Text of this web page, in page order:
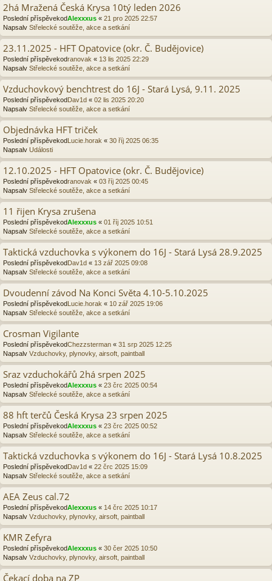
2há Mražená Česká Krysa 10tý leden 2026
Poslední příspěvekodAlexxxus « 21 pro 2025 22:57
Napsalv Střelecké soutěže, akce a setkání
23.11.2025 - HFT Opatovice (okr. Č. Budějovice)
Poslední příspěvekodranovak « 13 lis 2025 22:29
Napsalv Střelecké soutěže, akce a setkání
Vzduchovkový benchtrest do 16J - Stará Lysá, 9.11. 2025
Poslední příspěvekodDav1d « 02 lis 2025 20:20
Napsalv Střelecké soutěže, akce a setkání
Objednávka HFT triček
Poslední příspěvekodLucie.horak « 30 říj 2025 06:35
Napsalv Události
12.10.2025 - HFT Opatovice (okr. Č. Budějovice)
Poslední příspěvekodranovak « 03 říj 2025 00:45
Napsalv Střelecké soutěže, akce a setkání
11 řijen Krysa zrušena
Poslední příspěvekodAlexxxus « 01 říj 2025 10:51
Napsalv Střelecké soutěže, akce a setkání
Taktická vzduchovka s výkonem do 16J - Stará Lysá 28.9.2025
Poslední příspěvekodDav1d « 13 zář 2025 09:08
Napsalv Střelecké soutěže, akce a setkání
Dvoudenní závod Na Konci Světa 4.10-5.10.2025
Poslední příspěvekodLucie.horak « 10 zář 2025 19:06
Napsalv Střelecké soutěže, akce a setkání
Crosman Vigilante
Poslední příspěvekodChezzsterman « 31 srp 2025 12:25
Napsalv Vzduchovky, plynovky, airsoft, paintball
Sraz vzduchokářů 2há srpen 2025
Poslední příspěvekodAlexxxus « 23 črc 2025 00:54
Napsalv Střelecké soutěže, akce a setkání
88 hft terčů Česká Krysa 23 srpen 2025
Poslední příspěvekodAlexxxus « 23 črc 2025 00:52
Napsalv Střelecké soutěže, akce a setkání
Taktická vzduchovka s výkonem do 16J - Stará Lysá 10.8.2025
Poslední příspěvekodDav1d « 22 črc 2025 15:09
Napsalv Střelecké soutěže, akce a setkání
AEA Zeus cal.72
Poslední příspěvekodAlexxxus « 14 črc 2025 10:17
Napsalv Vzduchovky, plynovky, airsoft, paintball
KMR Zefyra
Poslední příspěvekodAlexxxus « 30 čer 2025 10:50
Napsalv Vzduchovky, plynovky, airsoft, paintball
Čekací doba na ZP